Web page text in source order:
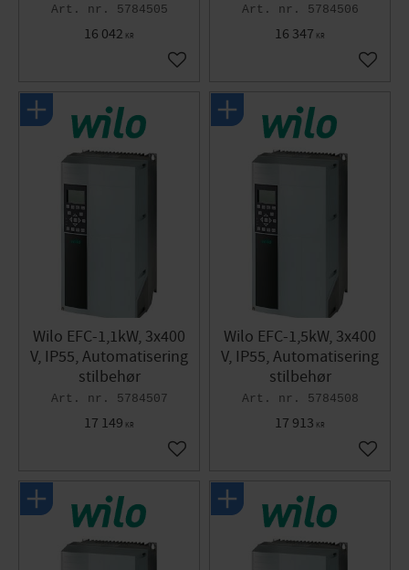
5784505
16 042 KR
Gem som favorit
5784506
16 347 KR
Gem
Wilo EFC-1,1kW, 3x400
V, IP55, Automatisering
stilbehør
5784507
17 149 KR
Gem som favorit
Wilo EFC-1,5kW, 3x400
V, IP55, Automatisering
stilbehør
5784508
17 913 KR
Gem